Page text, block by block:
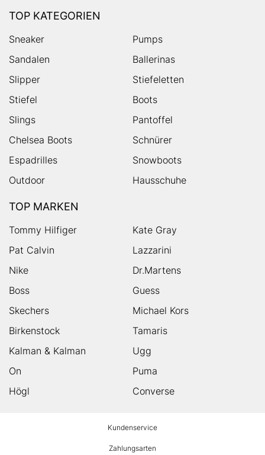
TOP KATEGORIEN
Sneaker
Pumps
Sandalen
Ballerinas
Slipper
Stiefeletten
Stiefel
Boots
Slings
Pantoffel
Chelsea Boots
Schnürer
Espadrilles
Snowboots
Outdoor
Hausschuhe
TOP MARKEN
Tommy Hilfiger
Kate Gray
Pat Calvin
Lazzarini
Nike
Dr.Martens
Boss
Guess
Skechers
Michael Kors
Birkenstock
Tamaris
Kalman & Kalman
Ugg
On
Puma
Högl
Converse
Kundenservice
Zahlungsarten